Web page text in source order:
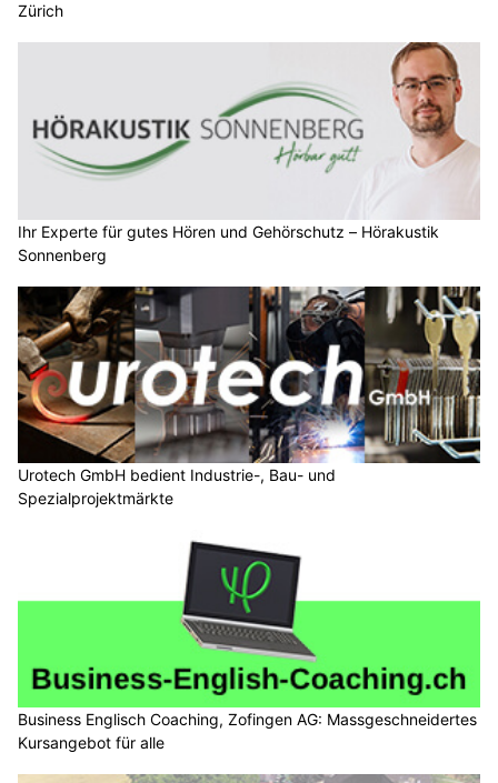
Zürich
Ihr Experte für gutes Hören und Gehörschutz – Hörakustik
Sonnenberg
Urotech GmbH bedient Industrie-, Bau- und
Spezialprojektmärkte
Business Englisch Coaching, Zofingen AG: Massgeschneidertes
Kursangebot für alle